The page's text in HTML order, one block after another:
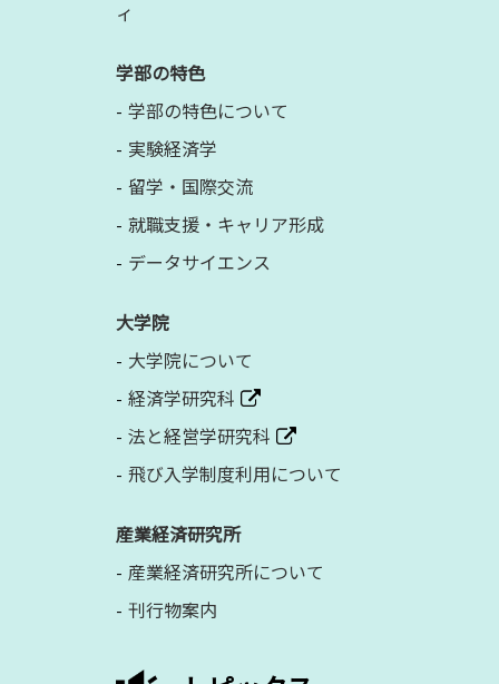
ィ
学部の特色
学部の特色について
実験経済学
留学・国際交流
就職支援・キャリア形成
データサイエンス
大学院
大学院について
経済学研究科
法と経営学研究科
飛び入学制度利用について
産業経済研究所
産業経済研究所について
刊行物案内